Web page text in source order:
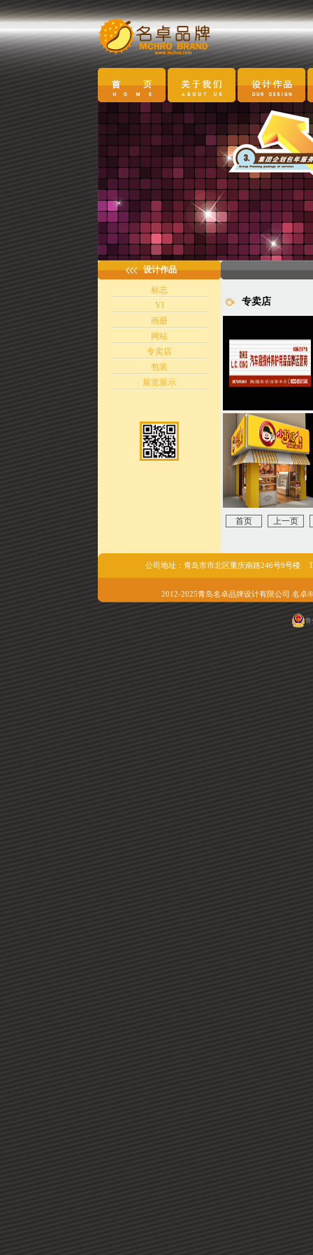
设计作品
标志
VI
画册
网站
专卖店
包装
展览展示
专卖店
首页 上一页
公司地址：青岛市市北区重庆南路246号9号楼
2012-2025青岛名卓品牌设计有限公司 名
鲁